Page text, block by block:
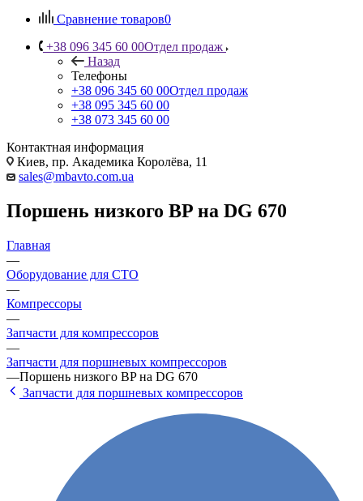
Сравнение товаров0
+38 096 345 60 00Отдел продаж
Назад
Телефоны
+38 096 345 60 00Отдел продаж
+38 095 345 60 00
+38 073 345 60 00
Контактная информация
Киев, пр. Академика Королёва, 11
sales@mbavto.com.ua
Поршень низкого BP на DG 670
Главная
—
Оборудование для СТО
—
Компрессоры
—
Запчасти для компрессоров
—
Запчасти для поршневых компрессоров
—Поршень низкого BP на DG 670
Запчасти для поршневых компрессоров